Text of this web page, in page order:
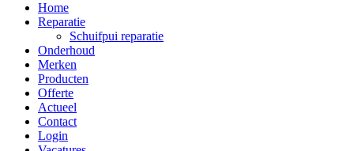
Home
Reparatie
Schuifpui reparatie
Onderhoud
Merken
Producten
Offerte
Actueel
Contact
Login